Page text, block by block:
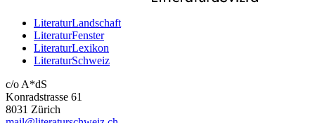
LiteraturLandschaft
LiteraturFenster
LiteraturLexikon
LiteraturSchweiz
c/o A*dS
Konradstrasse 61
8031 Zürich